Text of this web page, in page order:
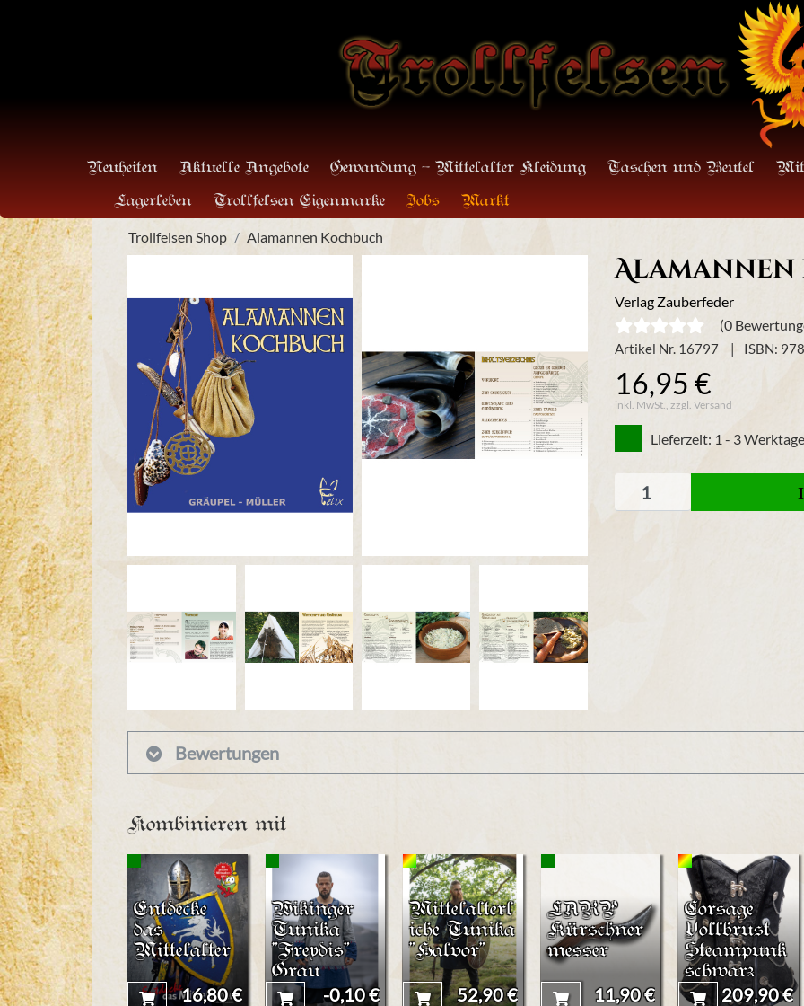
Neuheiten Aktuelle Angebote Gewandung - Mittelalter Kleidung Taschen und Beutel
Lagerleben
Trollfelsen Eigenmarke Jobs Markt
Trollfelsen Shop Alamannen Kochbuch
Verlag Zauberfeder
(0
Artikel Nr. 16797 ISBN:
16,95 €
inkl. MwSt., zzgl. Versand
Lieferzeit: 1 - 3 Werktage
Bewertungen
Kombinieren mit
Entdecke
das
Mittelalter
16,80 €
Wikinger
Tunika
"Freydis"
Grau
-0,10 €
Mittelalterl
iche Tunika
"Halvor"
52,90 €
LARP
Kürschner
messer
11,90 €
Corsage
Vollbrust
Steampunk
schwarz
209,90 €